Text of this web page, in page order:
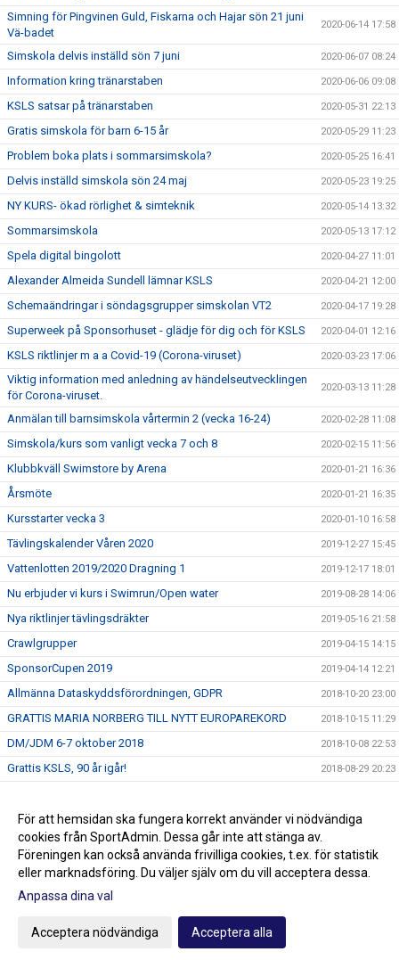
Simning för Pingvinen Guld, Fiskarna och Hajar sön 21 juni
Vä-badet
2020-06-14 17:58
Simskola delvis inställd sön 7 juni 2020-06-07 08:24
Information kring tränarstaben 2020-06-06 09:08
KSLS satsar på tränarstaben 2020-05-31 22:13
Gratis simskola för barn 6-15 år 2020-05-29 11:23
Problem boka plats i sommarsimskola? 2020-05-25 16:41
Delvis inställd simskola sön 24 maj 2020-05-23 19:25
NY KURS- ökad rörlighet & simteknik 2020-05-14 13:32
Sommarsimskola 2020-05-13 17:12
Spela digital bingolott 2020-04-27 11:01
Alexander Almeida Sundell lämnar KSLS 2020-04-21 12:00
Schemaändringar i söndagsgrupper simskolan VT2 2020-04-17 19:28
Superweek på Sponsorhuset - glädje för dig och för KSLS 2020-04-01 12:16
KSLS riktlinjer m a a Covid-19 (Corona-viruset) 2020-03-23 17:06
Viktig information med anledning av händelseutvecklingen
för Corona-viruset.
2020-03-13 11:28
Anmälan till barnsimskola vårtermin 2 (vecka 16-24) 2020-02-28 11:08
Simskola/kurs som vanligt vecka 7 och 8 2020-02-15 11:56
Klubbkväll Swimstore by Arena 2020-01-21 16:36
Årsmöte 2020-01-21 16:35
Kursstarter vecka 3 2020-01-10 16:58
Tävlingskalender Våren 2020 2019-12-27 15:45
Vattenlotten 2019/2020 Dragning 1 2019-12-17 18:01
Nu erbjuder vi kurs i Swimrun/Open water 2019-08-28 14:06
Nya riktlinjer tävlingsdräkter 2019-05-16 21:58
Crawlgrupper 2019-04-15 14:15
SponsorCupen 2019 2019-04-14 12:21
Allmänna Dataskyddsförordningen, GDPR 2018-10-20 23:00
GRATTIS MARIA NORBERG TILL NYTT EUROPAREKORD 2018-10-15 11:29
DM/JDM 6-7 oktober 2018 2018-10-08 22:53
Grattis KSLS, 90 år igår! 2018-08-29 20:23
Två nya val i menyn till vänster! 2016-09-06 14:13
2016-07-27 13:49
Gå till Webbversion
För att hemsidan ska fungera korrekt använder vi nödvändiga
cookies från SportAdmin. Dessa går inte att stänga av.
Föreningen kan också använda frivilliga cookies, t.ex. för statistik
eller marknadsföring. Du väljer själv om du vill acceptera dessa.
Anpassa dina val
Acceptera nödvändiga Acceptera alla